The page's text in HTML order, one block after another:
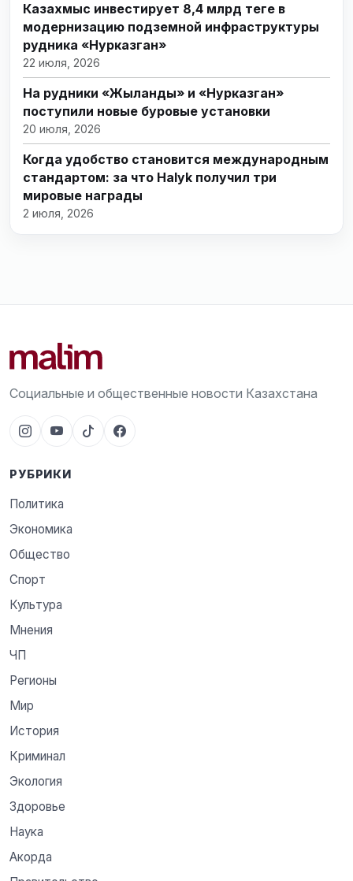
Казахмыс инвестирует 8,4 млрд теңге в
модернизацию подземной инфраструктуры
рудника «Нурказган»
22 июля, 2026
На рудники «Жыланды» и «Нурказган»
поступили новые буровые установки
20 июля, 2026
Когда удобство становится международным
стандартом: за что Halyk получил три
мировые награды
2 июля, 2026
Социальные и общественные новости Казахстана
РУБРИКИ
Политика
Экономика
Общество
Спорт
Культура
Мнения
ЧП
Регионы
Мир
История
Криминал
Экология
Здоровье
Наука
Акорда